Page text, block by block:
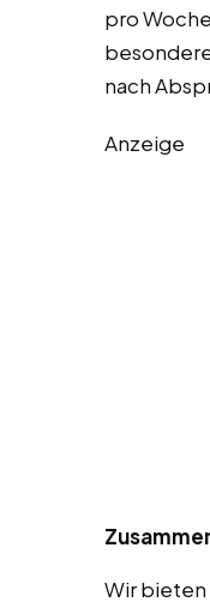
pro
nach
Anzeige
Wir bieten